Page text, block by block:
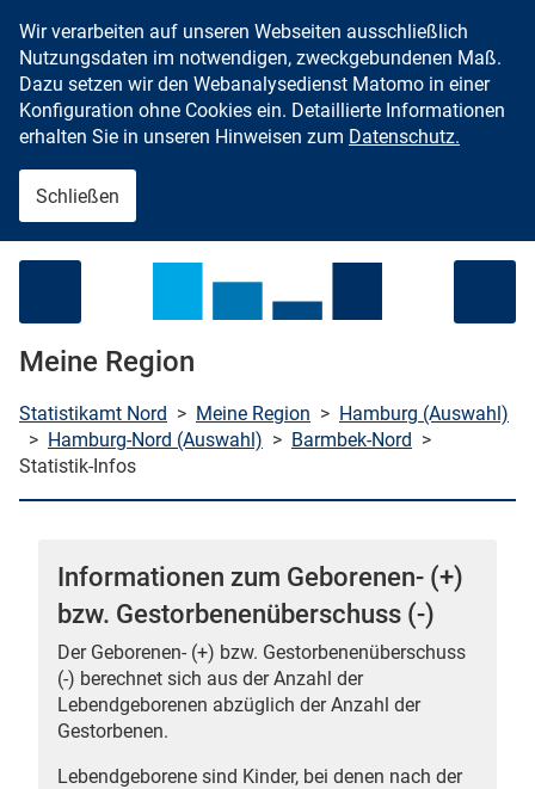
Zum Inhalt springen
Wir verarbeiten auf unseren Webseiten ausschließlich
Nutzungsdaten im notwendigen, zweckgebundenen Maß.
Dazu setzen wir den Webanalysedienst Matomo in einer
Konfiguration ohne Cookies ein. Detaillierte Informationen
erhalten Sie in unseren Hinweisen zum Datenschutz.
Schließen
Meine Region
Statistikamt Nord > Meine Region > Hamburg (Auswahl)
> Hamburg-Nord (Auswahl) > Barmbek-Nord >
Statistik-Infos
Informationen zum Geborenen- (+)
bzw. Gestorbenenüberschuss (-)
Der Geborenen- (+) bzw. Gestorbenenüberschuss
(-) berechnet sich aus der Anzahl der
Lebendgeborenen abzüglich der Anzahl der
Gestorbenen.
Lebendgeborene sind Kinder, bei denen nach der